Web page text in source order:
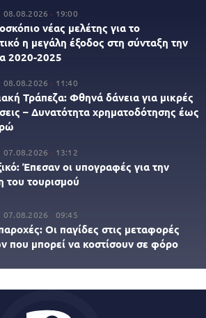
08.08.2026 19:00
νέας μελέτης για το
η μεγάλη έξοδος στη σύνταξη την
2020-2025
08.08.2026 11:40
Τράπεζα: Φθηνά δάνεια για μικρές
– Δυνατότητα χρηματοδότησης έως
07.08.2026 13:12
Έπεσαν οι υπογραφές για την
του τουρισμού
07.08.2026 09:45
Οι παγίδες στις μεταφορές
που μπορεί να κοστίσουν σε φόρο